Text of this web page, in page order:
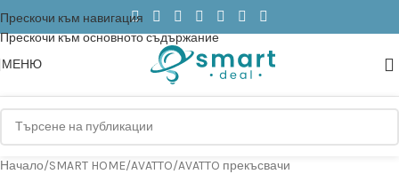
Прескочи към навигация
Прескочи към основното съдържание
МЕНЮ
Начало/SMART HOME/AVATTO/AVATTO прекъсвачи